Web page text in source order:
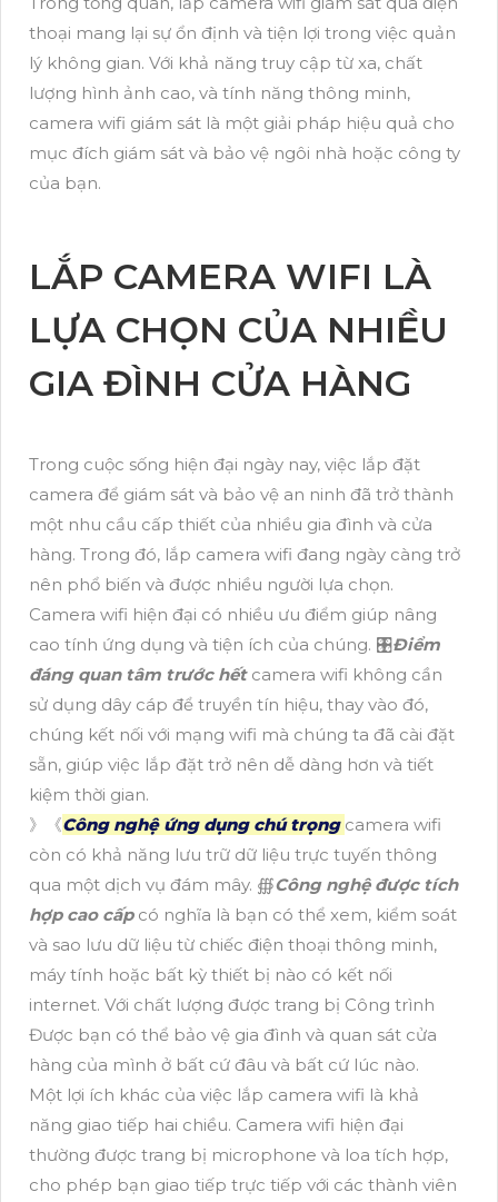
thoại mang lại sự ổn định và tiện lợi trong việc quản
lý không gian. Với khả năng truy cập từ xa, chất
lượng hình ảnh cao, và tính năng thông minh,
camera wifi giám sát là một giải pháp hiệu quả cho
mục đích giám sát và bảo vệ ngôi nhà hoặc công ty
của bạn.
LẮP CAMERA WIFI LÀ
LỰA CHỌN CỦA NHIỀU
GIA ĐÌNH CỬA HÀNG
Trong cuộc sống hiện đại ngày nay, việc lắp đặt
camera để giám sát và bảo vệ an ninh đã trở thành
một nhu cầu cấp thiết của nhiều gia đình và cửa
hàng. Trong đó, lắp camera wifi đang ngày càng trở
nên phổ biến và được nhiều người lựa chọn.
Camera wifi hiện đại có nhiều ưu điểm giúp nâng
cao tính ứng dụng và tiện ích của chúng. 🎛Điểm
đáng quan tâm trước hếtcamera wifi không cần
sử dụng dây cáp để truyền tín hiệu, thay vào đó,
chúng kết nối với mạng wifi mà chúng ta đã cài đặt
sẵn, giúp việc lắp đặt trở nên dễ dàng hơn và tiết
kiệm thời gian.
》《Công nghệ ứng dụng chú trọng camera wifi
còn có khả năng lưu trữ dữ liệu trực tuyến thông
qua một dịch vụ đám mây. ∰Công nghệ được tích
hợp cao cấpcó nghĩa là bạn có thể xem, kiểm soát
và sao lưu dữ liệu từ chiếc điện thoại thông minh,
máy tính hoặc bất kỳ thiết bị nào có kết nối
internet. Với chất lượng được trang bị Công trình
Được bạn có thể bảo vệ gia đình và quan sát cửa
hàng của mình ở bất cứ đâu và bất cứ lúc nào.
Một lợi ích khác của việc lắp camera wifi là khả
năng giao tiếp hai chiều. Camera wifi hiện đại
thường được trang bị microphone và loa tích hợp,
cho phép bạn giao tiếp trực tiếp với các thành viên